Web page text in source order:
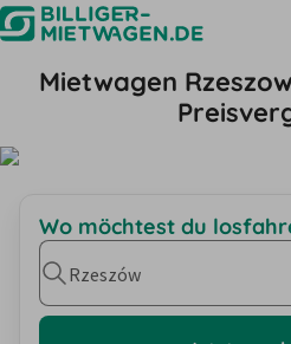
Mietwagen
Wo möchtest du
Rzeszów